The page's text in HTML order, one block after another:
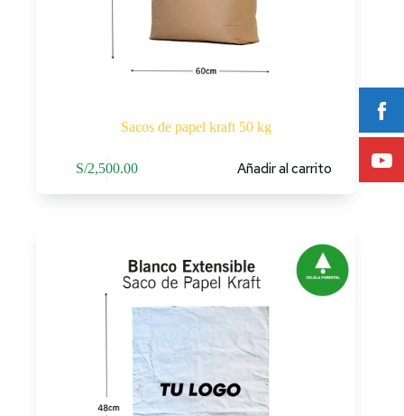
Sacos de papel kraft 50 kg
S/2,500.00 Añadir al carrito